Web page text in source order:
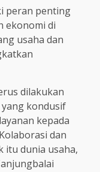
peran penting
ekonomi di
usaha dan
dilakukan
kondusif
kepada
dan
itu dunia usaha,